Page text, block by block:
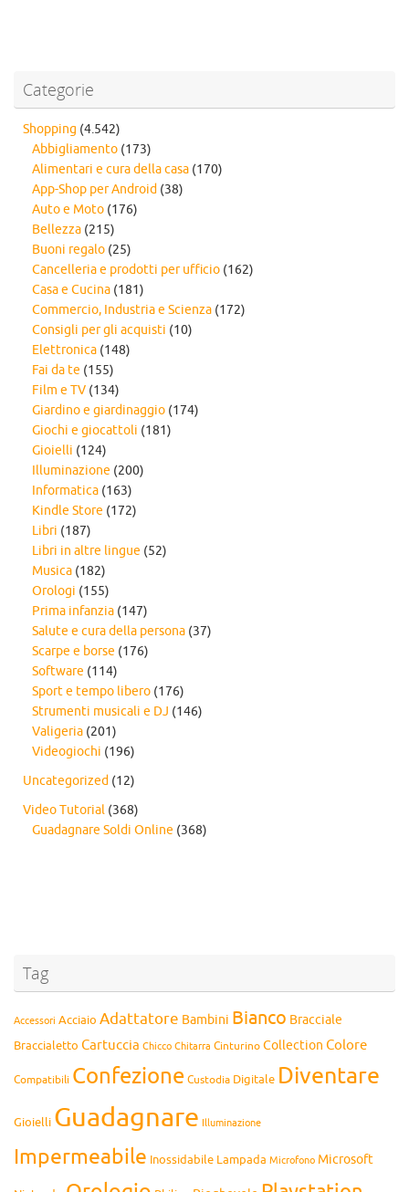
Categorie
Shopping (4.542)
Abbigliamento (173)
Alimentari e cura della casa (170)
App-Shop per Android (38)
Auto e Moto (176)
Bellezza (215)
Buoni regalo (25)
Cancelleria e prodotti per ufficio (162)
Casa e Cucina (181)
Commercio, Industria e Scienza (172)
Consigli per gli acquisti (10)
Elettronica (148)
Fai da te (155)
Film e TV (134)
Giardino e giardinaggio (174)
Giochi e giocattoli (181)
Gioielli (124)
Illuminazione (200)
Informatica (163)
Kindle Store (172)
Libri (187)
Libri in altre lingue (52)
Musica (182)
Orologi (155)
Prima infanzia (147)
Salute e cura della persona (37)
Scarpe e borse (176)
Software (114)
Sport e tempo libero (176)
Strumenti musicali e DJ (146)
Valigeria (201)
Videogiochi (196)
Uncategorized (12)
Video Tutorial (368)
Guadagnare Soldi Online (368)
Tag
Accessori Acciaio Adattatore Bambini Bianco Bracciale
Braccialetto Cartuccia Chicco Chitarra Cinturino Collection Colore
Compatibili Confezione Custodia Digitale Diventare
Gioielli Guadagnare Illuminazione
Impermeabile Inossidabile Lampada Microfono Microsoft